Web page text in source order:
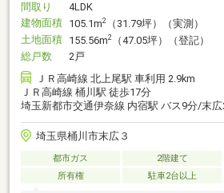
間取り
4LDK
建物面積 105.1m2
（31.79坪）（実測）
土地面積 155.56m2
（47.05坪）（登記）
総戸数
2戸
ＪＲ高崎線 北上尾駅 車利用 2.9km
ＪＲ高崎線 桶川駅 徒歩17分
埼玉新都市交通伊奈線 内宿駅 バス9分/末
埼玉県桶川市末広３
都市ガス 2階建て
所有権
駐車2台以上